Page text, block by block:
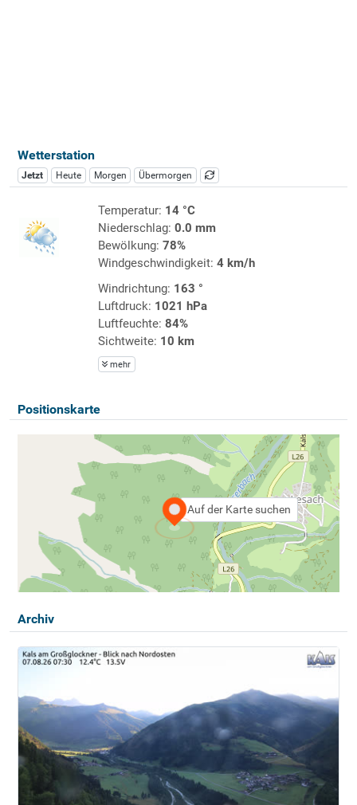
Wetterstation
Jetzt Heute Morgen Übermorgen
Temperatur: 14 °C
Niederschlag: 0.0 mm
Bewölkung: 78%
Windgeschwindigkeit: 4 km/h
Windrichtung: 163 °
Luftdruck: 1021 hPa
Luftfeuchte: 84%
Sichtweite: 10 km
mehr
Positionskarte
Auf der Karte suchen
Archiv